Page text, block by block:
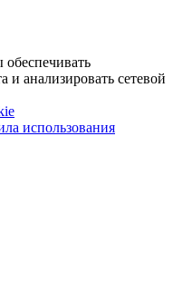
и анализировать сетевой
использования